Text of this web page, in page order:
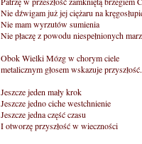
Nie dźwigam już jej ciężaru na
Nie mam wyrzutów sumienia
Nie płaczę z powodu niespełnionych
Obok Wielki Mózg w chorym ciele
metalicznym głosem wskazuje przyszłość.
Jeszcze jeden mały krok
Jeszcze jedno ciche westchnienie
Jeszcze jedna część czasu
I otworzę przyszłość w wieczności